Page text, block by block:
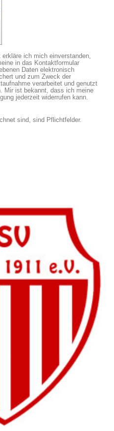
erkläre ich mich einverstanden,
in das Kontaktformular
Daten elektronisch
und zum Zweck der
verarbeitet und genutzt
Mir ist bekannt, dass ich meine
jederzeit widerrufen kann.
sind, sind Pflichtfelder.